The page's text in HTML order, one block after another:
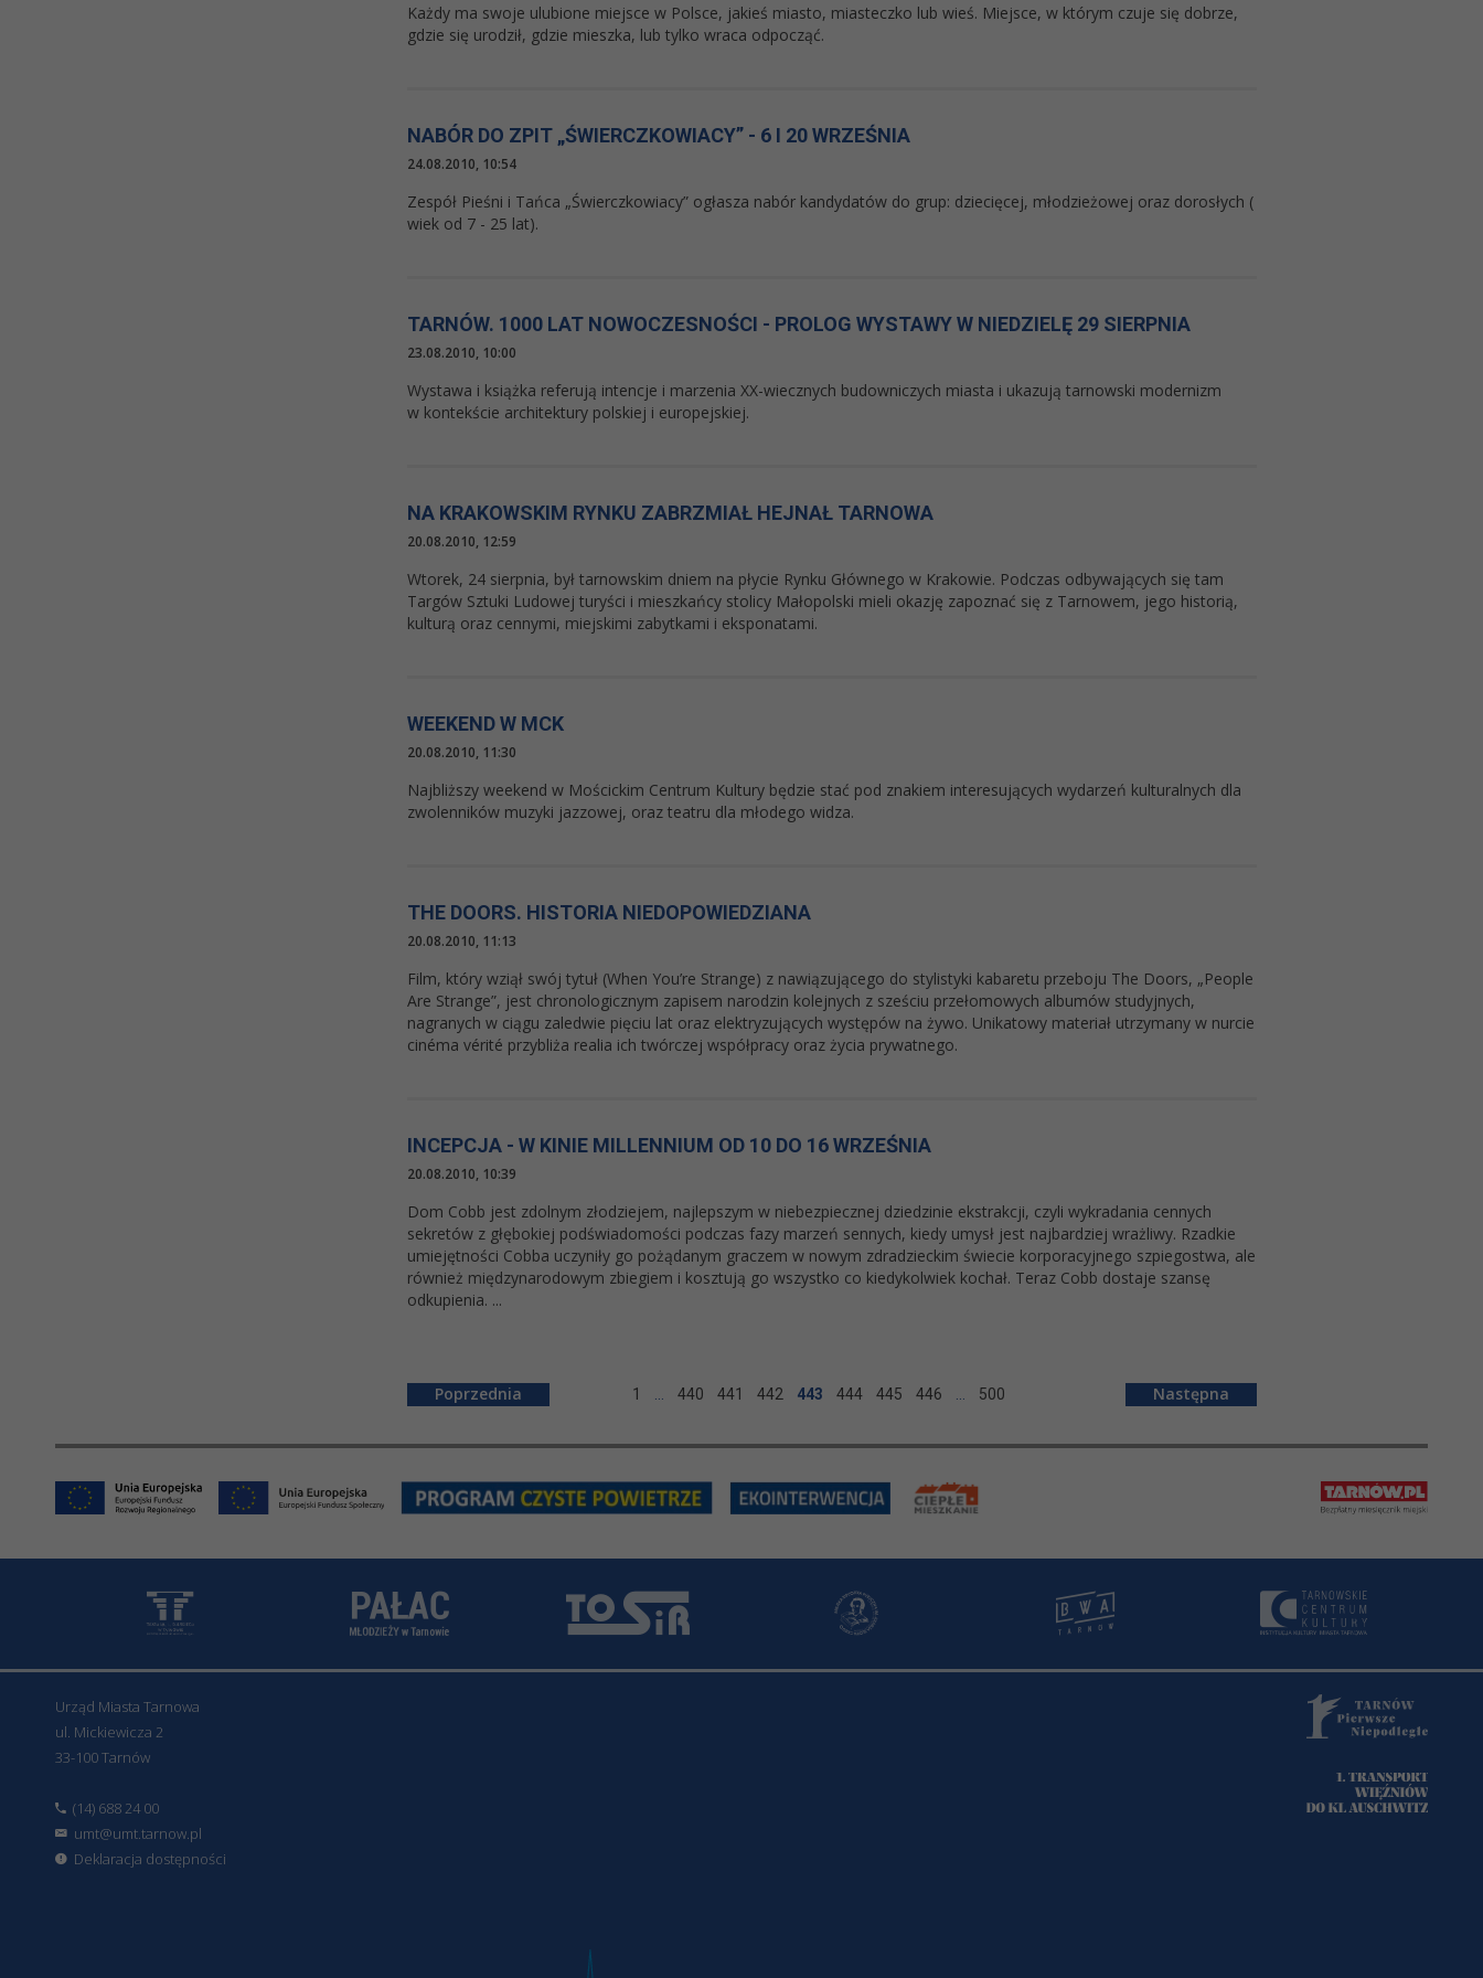
Każdy ma swoje ulubione miejsce w Polsce, jakieś miasto, miasteczko lub wieś. Miejsce, w którym czuje się dobrze,
gdzie się urodził, gdzie mieszka, lub tylko wraca odpocząć.
NABÓR DO ZPIT „ŚWIERCZKOWIACY” - 6 I 20 WRZEŚNIA
24.08.2010, 10:54
Zespół Pieśni i Tańca „Świerczkowiacy” ogłasza nabór kandydatów do grup: dziecięcej, młodzieżowej oraz dorosłych (
wiek od 7 - 25 lat).
TARNÓW. 1000 LAT NOWOCZESNOŚCI - PROLOG WYSTAWY W NIEDZIELĘ 29 SIERPNIA
23.08.2010, 10:00
Wystawa i książka referują intencje i marzenia XX-wiecznych budowniczych miasta i ukazują tarnowski modernizm
w kontekście architektury polskiej i europejskiej.
NA KRAKOWSKIM RYNKU ZABRZMIAŁ HEJNAŁ TARNOWA
20.08.2010, 12:59
Wtorek, 24 sierpnia, był tarnowskim dniem na płycie Rynku Głównego w Krakowie. Podczas odbywających się tam
Targów Sztuki Ludowej turyści i mieszkańcy stolicy Małopolski mieli okazję zapoznać się z Tarnowem, jego historią,
kulturą oraz cennymi, miejskimi zabytkami i eksponatami.
WEEKEND W MCK
20.08.2010, 11:30
Najbliższy weekend w Mościckim Centrum Kultury będzie stać pod znakiem interesujących wydarzeń kulturalnych dla
zwolenników muzyki jazzowej, oraz teatru dla młodego widza.
THE DOORS. HISTORIA NIEDOPOWIEDZIANA
20.08.2010, 11:13
Film, który wziął swój tytuł (When You’re Strange) z nawiązującego do stylistyki kabaretu przeboju The Doors, „People
Are Strange”, jest chronologicznym zapisem narodzin kolejnych z sześciu przełomowych albumów studyjnych,
nagranych w ciągu zaledwie pięciu lat oraz elektryzujących występów na żywo. Unikatowy materiał utrzymany w nurcie
cinéma vérité przybliża realia ich twórczej współpracy oraz życia prywatnego.
INCEPCJA - W KINIE MILLENNIUM OD 10 DO 16 WRZEŚNIA
20.08.2010, 10:39
Dom Cobb jest zdolnym złodziejem, najlepszym w niebezpiecznej dziedzinie ekstrakcji, czyli wykradania cennych
sekretów z głębokiej podświadomości podczas fazy marzeń sennych, kiedy umysł jest najbardziej wrażliwy. Rzadkie
umiejętności Cobba uczyniły go pożądanym graczem w nowym zdradzieckim świecie korporacyjnego szpiegostwa, ale
również międzynarodowym zbiegiem i kosztują go wszystko co kiedykolwiek kochał. Teraz Cobb dostaje szansę
odkupienia. ...
1 440 441 442 443 444 445 446 500
Urząd Miasta Tarnowa
ul. Mickiewicza 2
33-100 Tarnów
(14) 688 24 00
umt@umt.tarnow.pl
Deklaracja dostępności